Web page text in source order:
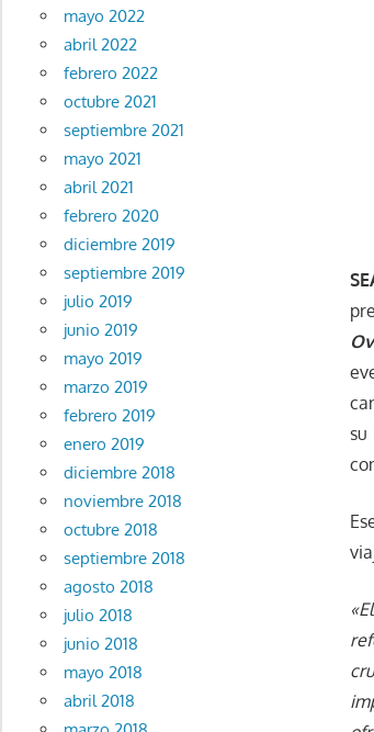
mayo 2022
abril 2022
febrero 2022
octubre 2021
septiembre 2021
mayo 2021
abril 2021
febrero 2020
diciembre 2019
septiembre 2019
julio 2019
junio 2019
mayo 2019
marzo 2019
febrero 2019
enero 2019
diciembre 2018
noviembre 2018
octubre 2018
septiembre 2018
agosto 2018
julio 2018
junio 2018
mayo 2018
abril 2018